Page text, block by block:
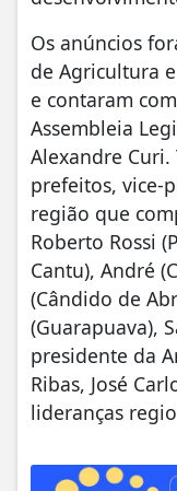
Os anúncios
de Agricultura
e contaram
Assembleia
Alexandre
prefeitos, vice-
região que
Roberto Rossi
Cantu), André
(Cândido de
(Guarapuava),
presidente da
Ribas, José
lideranças